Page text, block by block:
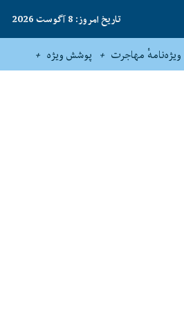
تاریخ امروز: 8 آگوست 2026
ویژه‌نامهٔ مهاجرت پوشش ویژه